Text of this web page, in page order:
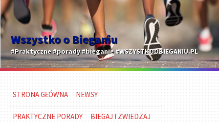
Wszystko o Bieganiu
#Praktyczne #porady #bieganie #WSZYSTKOOBIEGANIU.PL
STRONA GŁÓWNA NEWSY
PRAKTYCZNE PORADY BIEGAJ I ZWIEDZAJ